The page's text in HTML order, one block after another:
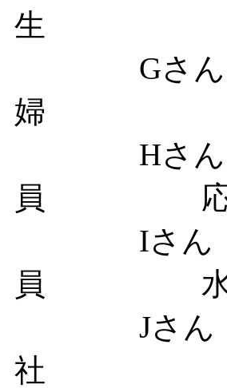
生 土
Gさ
婦 応
Hさん
員 応
Iさん
員 水
Jさん
社 土